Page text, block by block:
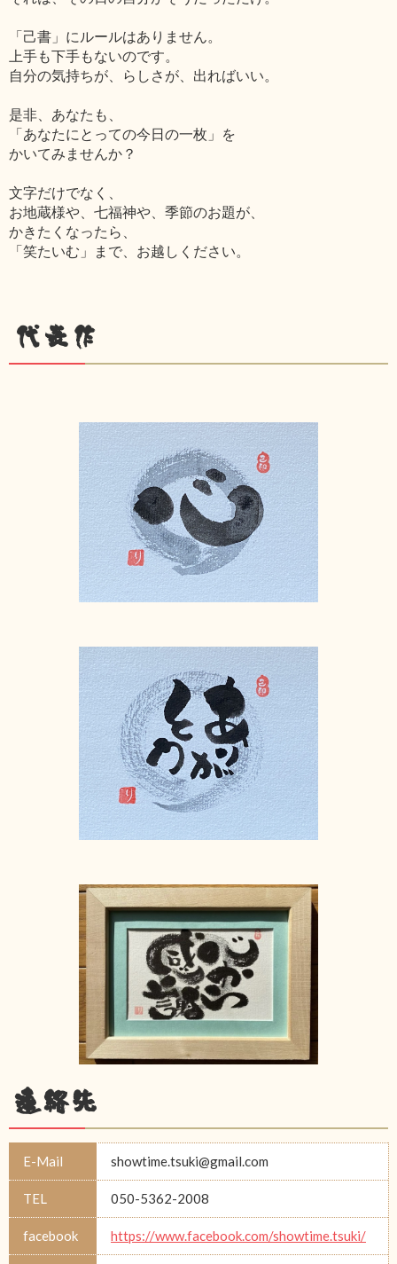
「己書」にルールはありません。
上手も下手もないのです。
自分の気持ちが、らしさが、出ればいい。
是非、あなたも、
「あなたにとっての今日の一枚」を
かいてみませんか？
文字だけでなく、
お地蔵様や、七福神や、季節のお題が、
かきたくなったら、
「笑たいむ」まで、お越しください。
代表作
連絡先
E-Mail showtime.tsuki@gmail.com
TEL 050-5362-2008
facebook https://www.facebook.com/showtime.tsuki/